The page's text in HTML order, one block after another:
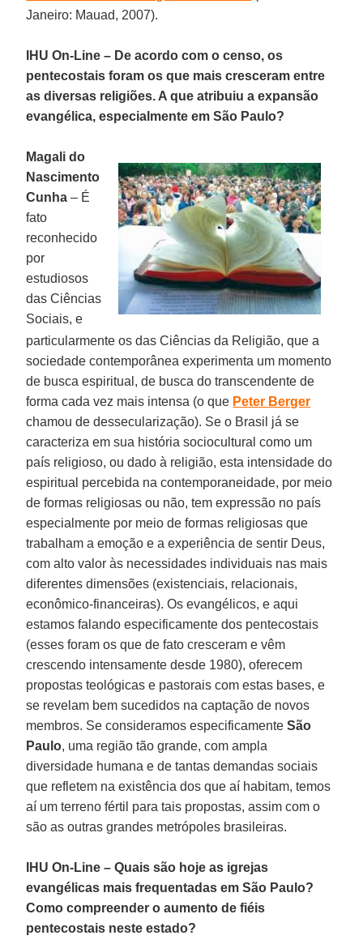
Janeiro: Mauad, 2007).
IHU On-Line – De acordo com o censo, os
pentecostais foram os que mais cresceram entre
as diversas religiões. A que atribuiu a expansão
evangélica, especialmente em São Paulo?
Magali do
Nascimento
Cunha – É
fato
reconhecido
por
estudiosos
das Ciências
Sociais, e
particularmente os das Ciências da Religião, que a
sociedade contemporânea experimenta um momento
de busca espiritual, de busca do transcendente de
forma cada vez mais intensa (o que Peter Berger
chamou de dessecularização). Se o Brasil já se
caracteriza em sua história sociocultural como um
país religioso, ou dado à religião, esta intensidade do
espiritual percebida na contemporaneidade, por meio
de formas religiosas ou não, tem expressão no país
especialmente por meio de formas religiosas que
trabalham a emoção e a experiência de sentir Deus,
com alto valor às necessidades individuais nas mais
diferentes dimensões (existenciais, relacionais,
econômico-financeiras). Os evangélicos, e aqui
estamos falando especificamente dos pentecostais
(esses foram os que de fato cresceram e vêm
crescendo intensamente desde 1980), oferecem
propostas teológicas e pastorais com estas bases, e
se revelam bem sucedidos na captação de novos
membros. Se consideramos especificamenteSão
Paulo, uma região tão grande, com ampla
diversidade humana e de tantas demandas sociais
que refletem na existência dos que aí habitam, temos
aí um terreno fértil para tais propostas, assim com o
são as outras grandes metrópoles brasileiras.
IHU On-Line – Quais são hoje as igrejas
evangélicas mais frequentadas em São Paulo?
Como compreender o aumento de fiéis
pentecostais neste estado?